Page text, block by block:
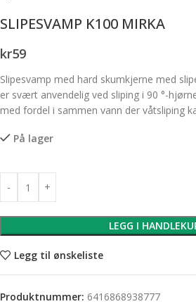
SLIPESVAMP K100 MIRKA
kr59
Slipesvamp med hard skumkjerne med
er svært anvendelig ved sliping i 90 °-
med fordel i sammen vann der våtsliping
På lager
LEGG I
Legg til ønskeliste
Produktnummer: 6416868938777